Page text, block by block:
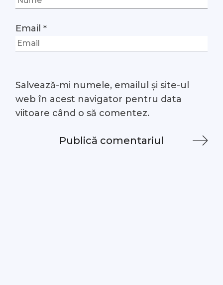
Email*
Salvează-mi numele, emailul și site-ul
web în acest navigator pentru data
viitoare când o să comentez.